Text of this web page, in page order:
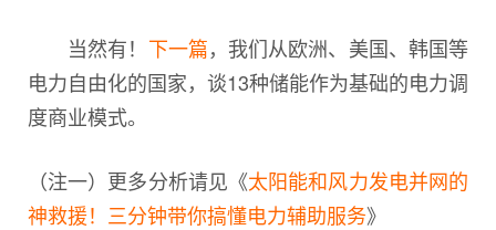
当然有！ 下一篇，我们从欧洲、美国、韩国等
电力自由化的国家，谈13种储能作为基础的电力调
度商业模式。
（注一）更多分析请见《太阳能和风力发电并网的
神救援！三分钟带你搞懂电力辅助服务》